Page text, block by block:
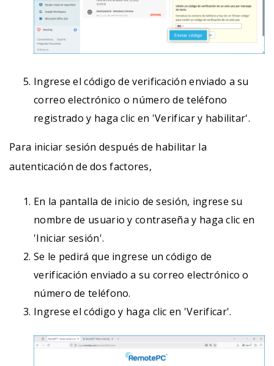
Ingrese el código de verificación enviado a su
correo electrónico o número de teléfono
registrado y haga clic en 'Verificar y habilitar'.
Para iniciar sesión después de habilitar la
autenticación de dos factores,
En la pantalla de inicio de sesión, ingrese su
nombre de usuario y contraseña y haga clic en
'Iniciar sesión'.
Se le pedirá que ingrese un código de
verificación enviado a su correo electrónico o
número de teléfono.
Ingrese el código y haga clic en 'Verificar'.